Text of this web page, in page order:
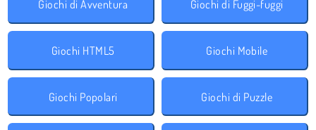
Giochi di Avventura Giochi di Fuggi-fuggi
Giochi HTML5 Giochi Mobile
Giochi Popolari Giochi di Puzzle